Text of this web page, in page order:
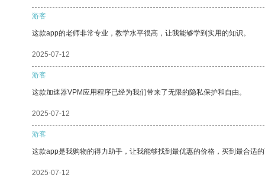
游客
这款app的老师非常专业，教学水平很高，让我能够学到实用的知识。
2025-07-12
游客
这款加速器VPM应用程序已经为我们带来了无限的隐私保护和自由。
2025-07-12
游客
这款app是我购物的得力助手，让我能够找到最优惠的价格，买到最合适的
2025-07-12